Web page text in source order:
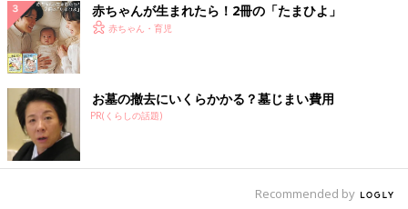
赤ちゃんが生まれたら！2冊の「たまひよ」
赤ちゃん・育児
お墓の撤去にいくらかかる？墓じまい費用
PR(くらしの話題)
Recommended by